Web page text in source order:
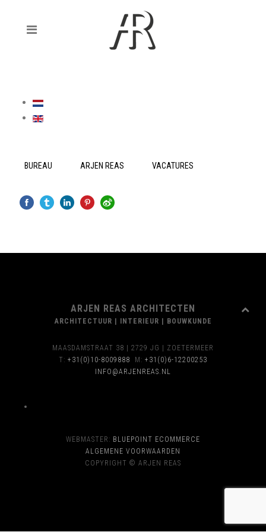
BUREAU ARJEN REAS VACATURES
ARJEN REAS ARCHITECTEN
ARCHITECTUUR | INTERIEUR | BOUWKUNDE
MAASDAMSTRAAT 38 | 2729 JG | ZOETERMEER
T: +31(0)10-8009888 M: +31(0)6-12200253
INFO@ARJENREAS.NL
WEBMASTER: BLUEPOINT ECOMMERCE
ALGEMENE VOORWAARDEN
COPYRIGHT © ARJEN REAS